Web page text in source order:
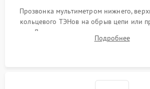
Прозвонка мультиметром нижнего,
кольцевого ТЭНов на обрыв цепи или
Диагностика термостата, датчиков
переключателя режимов и мотора
Подробнее